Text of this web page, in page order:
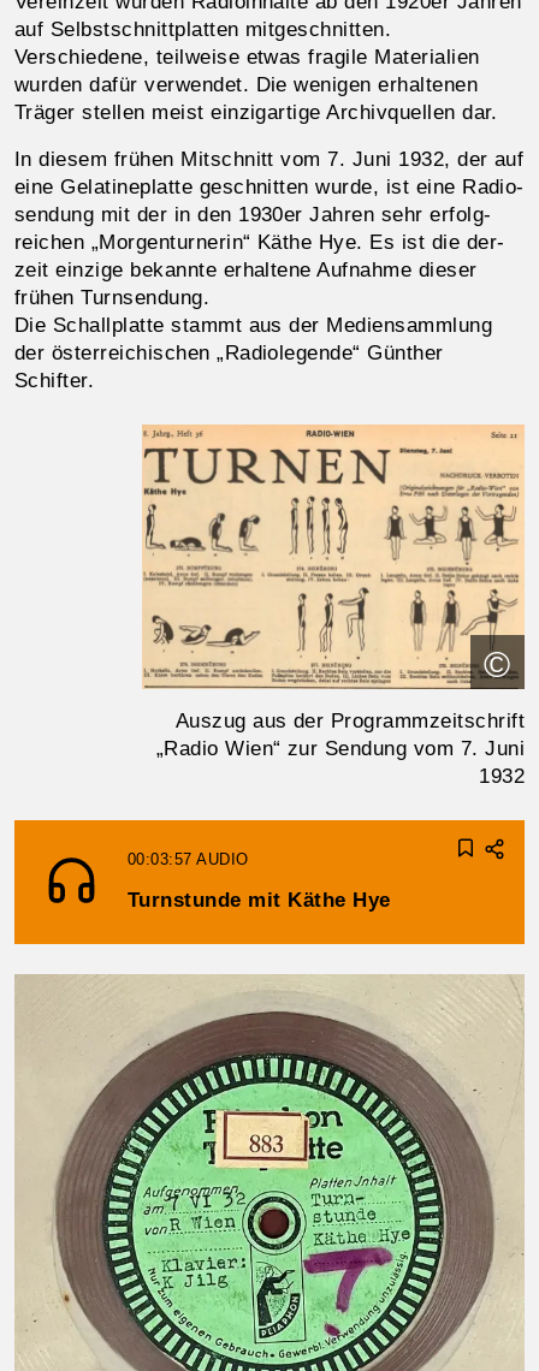
auf Selbst­schnitt­platten mit­ge­schnit­ten.
Verschiedene, teil­weise etwas fragile Materia­li­en
wurden dafür ver­wendet. Die weni­gen erhaltenen
Träger stellen meist einzig­artige Archiv­quellen dar.
In diesem frühen Mitschnitt vom 7. Juni 1932, der auf
eine Gelatine­platte ge­schnitten wurde, ist eine Radio­
sendung mit der in den 1930er Jahren sehr erfolg­
reichen „Morgen­turnerin“ Käthe Hye. Es ist die der­
zeit einzige bekannte erhaltene Auf­nahme dieser
frühen Turn­sendung.
Die Schallplatte stammt aus der Medien­sammlung
der österreichischen „Radio­legende“ Günther
Schifter.
©
Auszug aus der Programmzeitschrift
„Radio Wien“ zur Sendung vom 7. Juni
1932
00:03:57AUDIO
Turnstunde mit Käthe Hye